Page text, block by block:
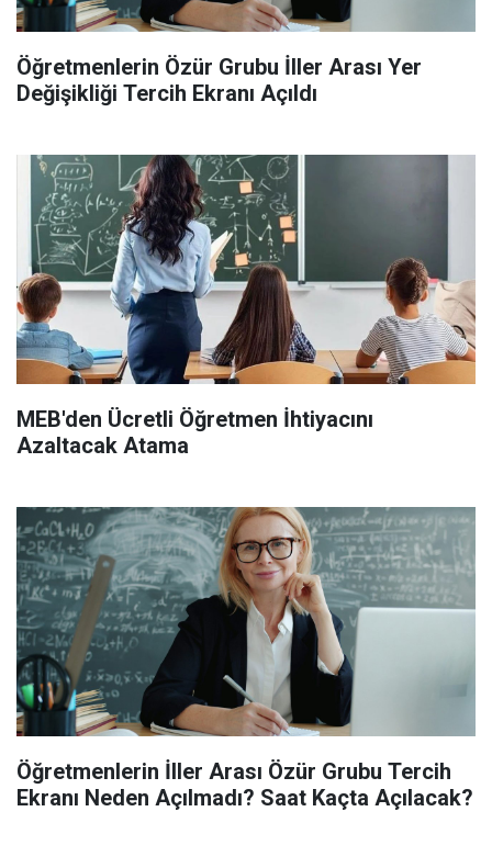
Öğretmenlerin Özür Grubu İller Arası Yer
Değişikliği Tercih Ekranı Açıldı
MEB'den Ücretli Öğretmen İhtiyacını
Azaltacak Atama
Öğretmenlerin İller Arası Özür Grubu Tercih
Ekranı Neden Açılmadı? Saat Kaçta Açılacak?